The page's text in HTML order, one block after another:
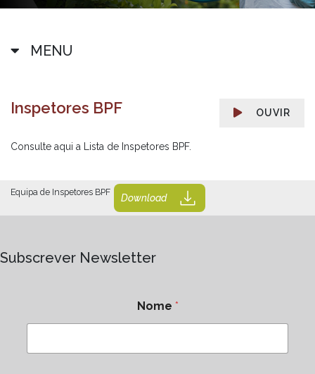
MENU
OUVIR
Inspetores BPF
Consulte aqui a Lista de Inspetores BPF.
Equipa de Inspetores BPF Download
Subscrever Newsletter
Nome *